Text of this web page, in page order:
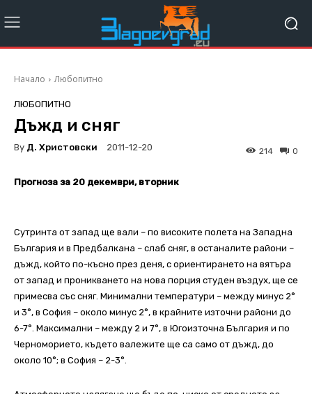
Начало Любопитно
ЛЮБОПИТНО
Дъжд и сняг
By Д. Христовски 2011-12-20 0
214
Прогноза за 20 декември, вторник
Сутринта от запад ще вали – по високите полета на Западна
България и в Предбалкана – слаб сняг, в останалите райони –
дъжд, който по-късно през деня, с ориентирането на вятъра
от запад и проникването на нова порция студен въздух, ще се
примесва със сняг. Минимални температури – между минус 2°
и 3°, в София – около минус 2°, в крайните източни райони до
6-7°. Максимални – между 2 и 7°, в Югоизточна България и по
Черноморието, където валежите ще са само от дъжд, до
около 10°; в София – 2-3°.